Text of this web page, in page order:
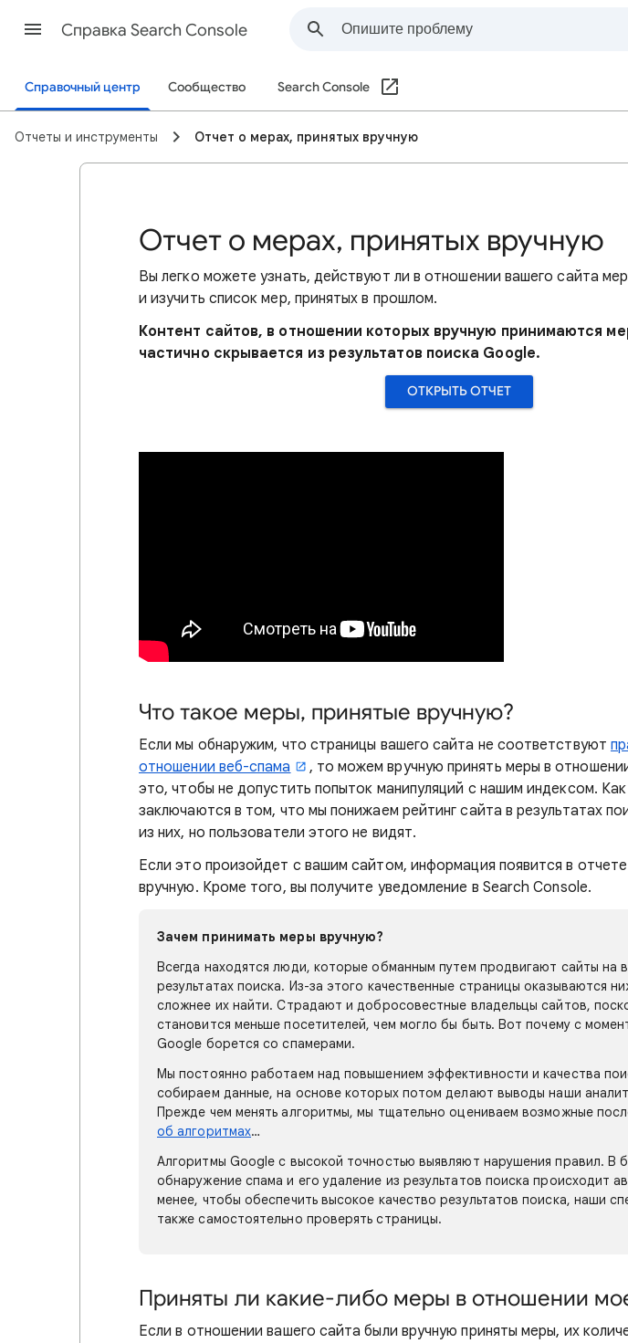
Справка Search Console
Справочный центр Сообщество Search Console
Отчеты и инструменты Отчет о мерах, принятых вручную
Отчет о мерах, принятых вручную
Вы легко можете узнать, действуют ли в отношении вашего сайта
и изучить список мер, принятых в прошлом.
Контент сайтов, в отношении которых вручную принимаются
частично скрывается из результатов поиска Google.
ОТКРЫТЬ ОТЧЕТ
Что такое меры, принятые вручную?
Если мы обнаружим, что страницы вашего сайта не соответствуют
отношении веб-спама
, то можем вручную принять меры в
это, чтобы не допустить попыток манипуляций с нашим индексом.
заключаются в том, что мы понижаем рейтинг сайта в результатах
из них, но пользователи этого не видят.
Если это произойдет с вашим сайтом, информация появится в
вручную. Кроме того, вы получите уведомление в Search Console.
Зачем принимать меры вручную?
Всегда находятся люди, которые обманным путем продвигают сайты на
результатах поиска. Из-за этого качественные страницы оказываются
сложнее их найти. Страдают и добросовестные владельцы сайтов,
становится меньше посетителей, чем могло бы быть. Вот почему с
Google борется со спамерами.
Мы постоянно работаем над повышением эффективности и качества
собираем данные, на основе которых потом делают выводы наши
Прежде чем менять алгоритмы, мы тщательно оцениваем возможные
об алгоритмах…
Алгоритмы Google с высокой точностью выявляют нарушения правил. В
обнаружение спама и его удаление из результатов поиска происходит
менее, чтобы обеспечить высокое качество результатов поиска, наши
также самостоятельно проверять страницы.
Приняты ли какие-либо меры в отношении
Если в отношении вашего сайта были вручную приняты меры, их